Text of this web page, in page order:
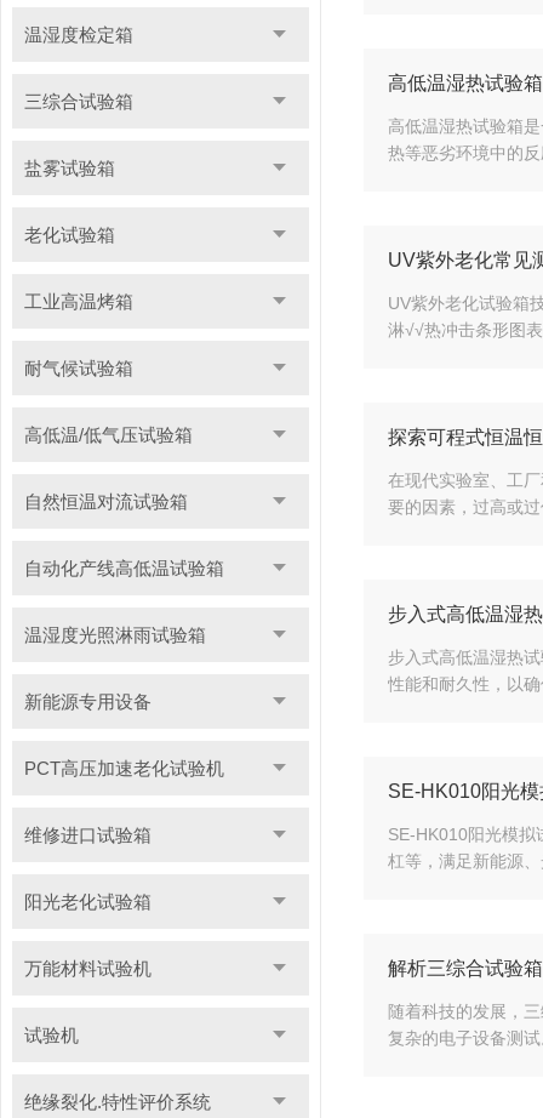
温湿度检定箱
三综合试验箱
盐雾试验箱
老化试验箱
工业高温烤箱
耐气候试验箱
高低温/低气压试验箱
自然恒温对流试验箱
自动化产线高低温试验箱
温湿度光照淋雨试验箱
新能源专用设备
PCT高压加速老化试验机
维修进口试验箱
阳光老化试验箱
万能材料试验机
试验机
绝缘裂化.特性评价系统
高低温湿热试验
高低温湿热试验箱
热等恶劣环境中的
UV紫外老化常见
UV紫外老化试验箱
淋√√热冲击条形图
探索可程式恒温
在现代实验室、工
要的因素，过高或
步入式高低温湿
步入式高低温湿热
性能和耐久性，以
SE-HK010阳光
SE-HK010阳光模
杠等，满足新能源
解析三综合试验
随着科技的发展，
复杂的电子设备测